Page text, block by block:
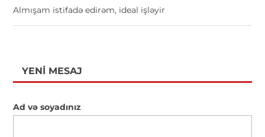
Almışam istifadə edirəm, ideal işləyir
YENI MESAJ
Ad və soyadınız